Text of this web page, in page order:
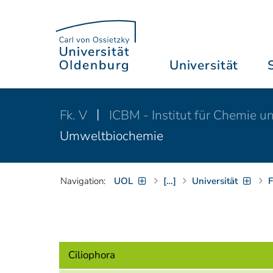
Universität
Fk. V
ICBM - Institut für Chemie
Umweltbiochemie
Navigation: UOL […] Universität
Ciliophora